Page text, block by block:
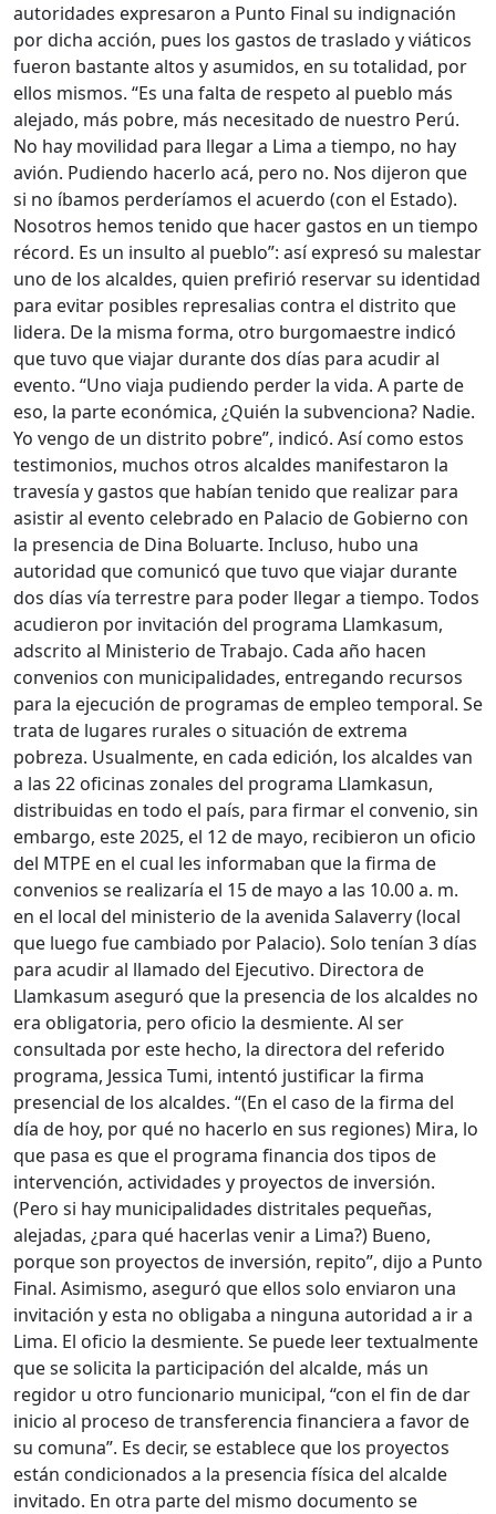
autoridades expresaron a Punto Final su indignación
por dicha acción, pues los gastos de traslado y viáticos
fueron bastante altos y asumidos, en su totalidad, por
ellos mismos. “Es una falta de respeto al pueblo más
alejado, más pobre, más necesitado de nuestro Perú.
No hay movilidad para llegar a Lima a tiempo, no hay
avión. Pudiendo hacerlo acá, pero no. Nos dijeron que
si no íbamos perderíamos el acuerdo (con el Estado).
Nosotros hemos tenido que hacer gastos en un tiempo
récord. Es un insulto al pueblo”: así expresó su malestar
uno de los alcaldes, quien prefirió reservar su identidad
para evitar posibles represalias contra el distrito que
lidera. De la misma forma, otro burgomaestre indicó
que tuvo que viajar durante dos días para acudir al
evento. “Uno viaja pudiendo perder la vida. A parte de
eso, la parte económica, ¿Quién la subvenciona? Nadie.
Yo vengo de un distrito pobre”, indicó. Así como estos
testimonios, muchos otros alcaldes manifestaron la
travesía y gastos que habían tenido que realizar para
asistir al evento celebrado en Palacio de Gobierno con
la presencia de Dina Boluarte. Incluso, hubo una
autoridad que comunicó que tuvo que viajar durante
dos días vía terrestre para poder llegar a tiempo. Todos
acudieron por invitación del programa Llamkasum,
adscrito al Ministerio de Trabajo. Cada año hacen
convenios con municipalidades, entregando recursos
para la ejecución de programas de empleo temporal. Se
trata de lugares rurales o situación de extrema
pobreza. Usualmente, en cada edición, los alcaldes van
a las 22 oficinas zonales del programa Llamkasun,
distribuidas en todo el país, para firmar el convenio, sin
embargo, este 2025, el 12 de mayo, recibieron un oficio
del MTPE en el cual les informaban que la firma de
convenios se realizaría el 15 de mayo a las 10.00 a. m.
en el local del ministerio de la avenida Salaverry (local
que luego fue cambiado por Palacio). Solo tenían 3 días
para acudir al llamado del Ejecutivo. Directora de
Llamkasum aseguró que la presencia de los alcaldes no
era obligatoria, pero oficio la desmiente. Al ser
consultada por este hecho, la directora del referido
programa, Jessica Tumi, intentó justificar la firma
presencial de los alcaldes. “(En el caso de la firma del
día de hoy, por qué no hacerlo en sus regiones) Mira, lo
que pasa es que el programa financia dos tipos de
intervención, actividades y proyectos de inversión.
(Pero si hay municipalidades distritales pequeñas,
alejadas, ¿para qué hacerlas venir a Lima?) Bueno,
porque son proyectos de inversión, repito”, dijo a Punto
Final. Asimismo, aseguró que ellos solo enviaron una
invitación y esta no obligaba a ninguna autoridad a ir a
Lima. El oficio la desmiente. Se puede leer textualmente
que se solicita la participación del alcalde, más un
regidor u otro funcionario municipal, “con el fin de dar
inicio al proceso de transferencia financiera a favor de
su comuna”. Es decir, se establece que los proyectos
están condicionados a la presencia física del alcalde
invitado. En otra parte del mismo documento se